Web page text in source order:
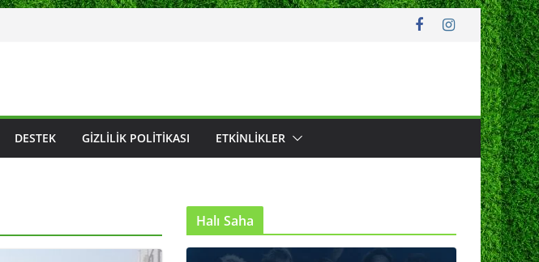
DESTEK GIZLILIK POLITIKASI ETKINLIKLER
Halı Saha